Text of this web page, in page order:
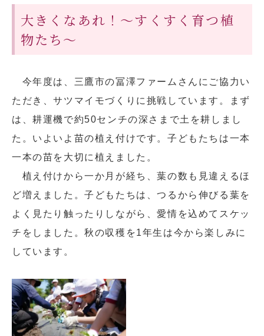
大きくなあれ！～すくすく育つ植
物たち～
今年度は、三鷹市の冨澤ファームさんにご協力い
ただき、サツマイモづくりに挑戦しています。まず
は、耕運機で約50センチの深さまで土を耕しまし
た。いよいよ苗の植え付けです。子どもたちは一本
一本の苗を大切に植えました。
植え付けから一か月が経ち、葉の数も見違えるほ
ど増えました。子どもたちは、つるから伸びる葉を
よく見たり触ったりしながら、愛情を込めてスケッ
チをしました。秋の収穫を1年生は今から楽しみに
しています。